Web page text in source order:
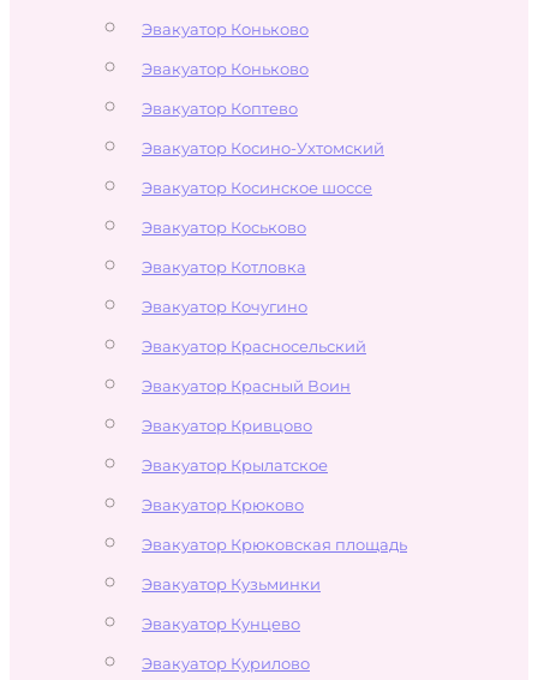
Эвакуатор Коньково
Эвакуатор Коньково
Эвакуатор Коптево
Эвакуатор Косино-Ухтомский
Эвакуатор Косинское шоссе
Эвакуатор Коськово
Эвакуатор Котловка
Эвакуатор Кочугино
Эвакуатор Красносельский
Эвакуатор Красный Воин
Эвакуатор Кривцово
Эвакуатор Крылатское
Эвакуатор Крюково
Эвакуатор Крюковская площадь
Эвакуатор Кузьминки
Эвакуатор Кунцево
Эвакуатор Курилово